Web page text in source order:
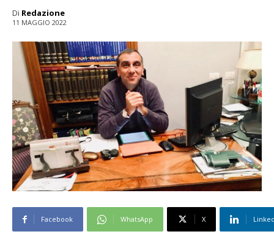
Di Redazione
11 MAGGIO 2022
Facebook WhatsApp X